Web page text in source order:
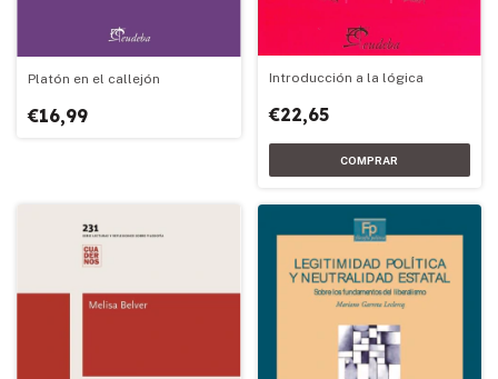
Platón en el callejón
€16,99
Introducción a la lógica
€22,65